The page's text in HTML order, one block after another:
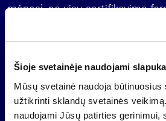
Šioje svetainėje naudojami
Mūsų svetainė naudoja
užtikrinti sklandų svetainės
naudojami Jūsų patirties gerinimui,
mėnesį, po visų sertifikavimo
Pagrindiniai „Sanito“ akcininkai
Trust II SCA” ir „Citigroup
International Jersey”. „Sanito“
Vilniaus vertybinių popierių
sąraše.